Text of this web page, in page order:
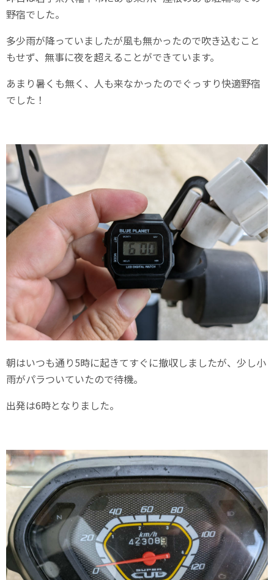
野宿でした。
多少雨が降っていましたが風も無かったので吹き込むこと
もせず、無事に夜を超えることができています。
あまり暑くも無く、人も来なかったのでぐっすり快適野宿
でした！
朝はいつも通り5時に起きてすぐに撤収しましたが、少し小
雨がパラついていたので待機。
出発は6時となりました。